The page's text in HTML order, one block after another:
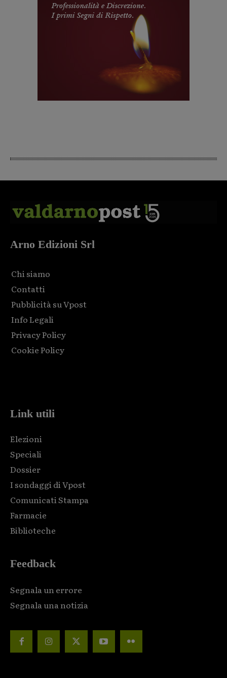
Arno Edizioni Srl
Chi siamo
Contatti
Pubblicità su Vpost
Info Legali
Privacy Policy
Cookie Policy
Link utili
Elezioni
Speciali
Dossier
I sondaggi di Vpost
Comunicati Stampa
Farmacie
Biblioteche
Feedback
Segnala un errore
Segnala una notizia